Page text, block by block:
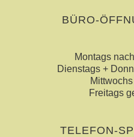
BÜRO-
Montags
Dienstags +
Freitags
TELEFON-